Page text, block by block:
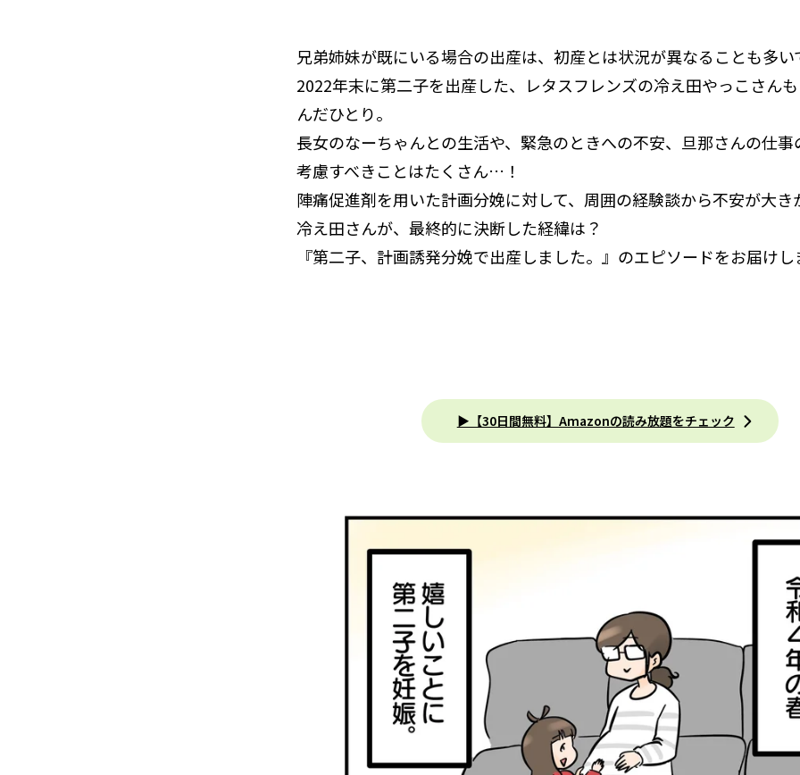
兄弟姉妹が既にいる場合の出産は、初産とは状況が異なることも多い
2022年末に第二子を出産した、レタスフレンズの冷え田やっこさん
んだひとり。
長女のなーちゃんとの生活や、緊急のときへの不安、旦那さんの仕事
考慮すべきことはたくさん…！
陣痛促進剤を用いた計画分娩に対して、周囲の経験談から不安が大き
冷え田さんが、最終的に決断した経緯は？
『第二子、計画誘発分娩で出産しました。』のエピソードをお届け
▶【30日間無料】Amazonの読み放題をチェック